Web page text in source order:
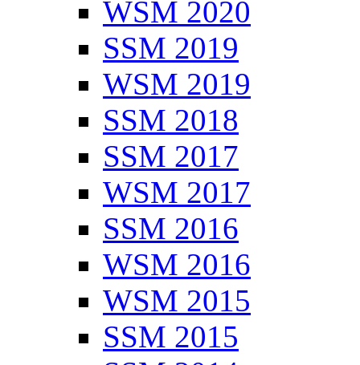
WSM 2020
SSM 2019
WSM 2019
SSM 2018
SSM 2017
WSM 2017
SSM 2016
WSM 2016
WSM 2015
SSM 2015